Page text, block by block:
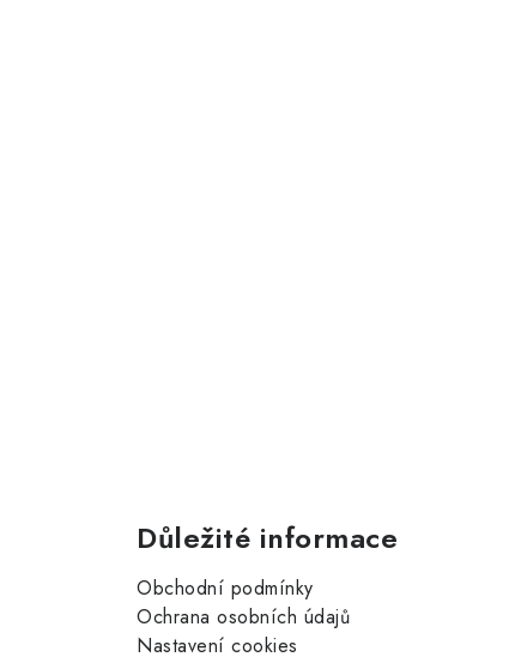
Důležité informace
Obchodní podmínky
Ochrana osobních údajů
Nastavení cookies